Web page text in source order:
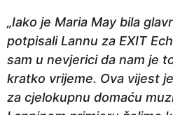
„Iako je Maria May bila
potpisali Lannu za EXIT
sam u nevjerici da nam je
kratko vrijeme. Ova vijest
za cjelokupnu domaću